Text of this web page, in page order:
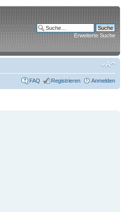
Erweiterte Suche
FAQ Registrieren Anmelden